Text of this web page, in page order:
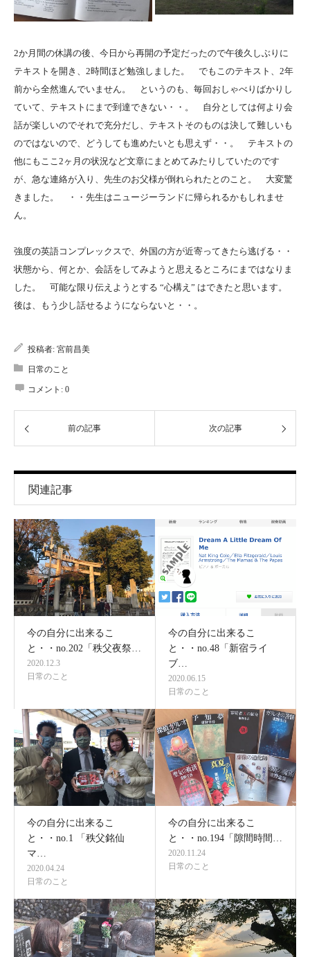
2か月間の休講の後、今日から再開の予定だったので午後久しぶりに
テキストを開き、2時間ほど勉強しました。 でもこのテキスト、2年
前から全然進んでいません。 というのも、毎回おしゃべりばかりし
ていて、テキストにまで到達できない・・。 自分としては何より会
話が楽しいのでそれで充分だし、テキストそのものは決して難しいも
のではないので、どうしても進めたいとも思えず・・。 テキストの
他にもここ2ヶ月の状況など文章にまとめてみたりしていたのです
が、急な連絡が入り、先生のお父様が倒れられたとのこと。 大変驚
きました。 ・・先生はニュージーランドに帰られるかもしれませ
ん。
強度の英語コンプレックスで、外国の方が近寄ってきたら逃げる・・
状態から、何とか、会話をしてみようと思えるところにまではなりま
した。 可能な限り伝えようとする “心構え” はできたと思います。
後は、もう少し話せるようにならないと・・。
投稿者: 宮前昌美
日常のこと
コメント: 0
前の記事 次の記事
関連記事
今の自分に出来るこ
と・・no.202「秩父夜祭…
2020.12.3
日常のこと
今の自分に出来るこ
と・・no.48「新宿ライ
ブ…
2020.06.15
日常のこと
今の自分に出来るこ
と・・no.1 「秩父銘仙
マ…
2020.04.24
日常のこと
今の自分に出来るこ
と・・no.194「隙間時間…
2020.11.24
日常のこと